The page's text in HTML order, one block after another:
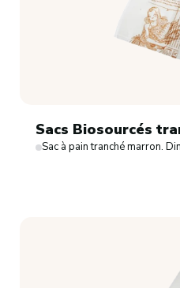
Sacs Biosourcés
Sac à pain tranché marron.